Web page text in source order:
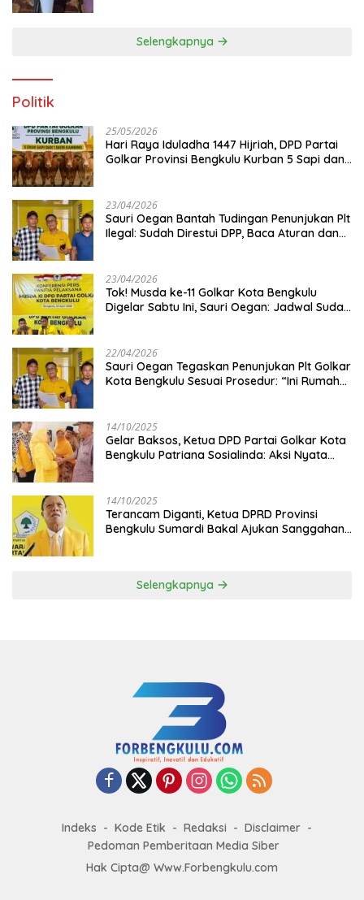
Selengkapnya
Politik
25/05/2026
Hari Raya Iduladha 1447 Hijriah, DPD Partai
Golkar Provinsi Bengkulu Kurban 5 Sapi dan 1
23/04/2026
Sauri Oegan Bantah Tudingan Penunjukan Plt
Ilegal: Sudah Direstui DPP, Baca Aturan dan
23/04/2026
‎Tok! Musda ke-11 Golkar Kota Bengkulu
Digelar Sabtu Ini, Sauri Oegan: Jadwal Sudah
22/04/2026
Sauri Oegan Tegaskan Penunjukan Plt Golkar
Kota Bengkulu Sesuai Prosedur: “Ini Rumah
14/10/2025
‎Gelar Baksos, Ketua DPD Partai Golkar Kota
Bengkulu Patriana Sosialinda: Aksi Nyata
14/10/2025
Terancam Diganti, Ketua DPRD Provinsi
Bengkulu Sumardi Bakal Ajukan Sanggahan
Selengkapnya
Indeks Kode Etik Redaksi
Disclaimer
Pedoman Pemberitaan Media Siber
Hak Cipta@ Www.Forbengkulu.com